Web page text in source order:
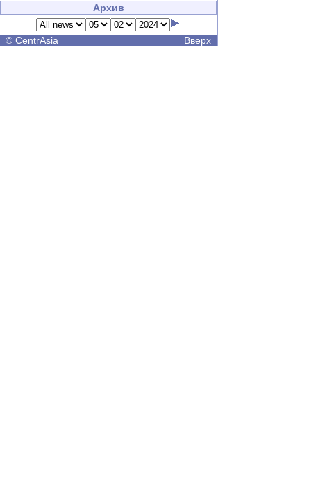
Архив
© CentrAsia Вверх